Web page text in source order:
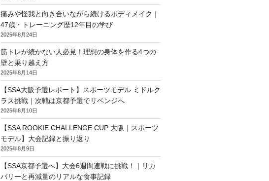
痛みや怪我と向き合いながら続けるボディメイク｜
47歳・トレーニング歴12年目の学び
2025年8月24日
筋トレが続かない人必見！理想の身体を作る4つの
壁と乗り越え方
2025年8月14日
【SSA大阪予選レポート】スポーツモデル ミドルク
ラス挑戦｜次戦は京都予選でリベンジへ
2025年8月10日
【SSA ROOKIE CHALLENGE CUP 大阪｜スポーツ
モデル】大会記録と振り返り
2025年8月9日
【SSA京都予選へ】大会6週間連戦に挑戦！｜リカ
バリーと再減量のリアルな食事記録